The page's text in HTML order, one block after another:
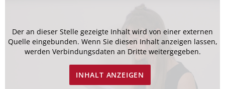
Der an dieser Stelle gezeigte Inhalt wird von einer externen
Quelle eingebunden. Wenn Sie diesen Inhalt anzeigen lassen,
werden Verbindungsdaten an Dritte weitergegeben.
INHALT ANZEIGEN